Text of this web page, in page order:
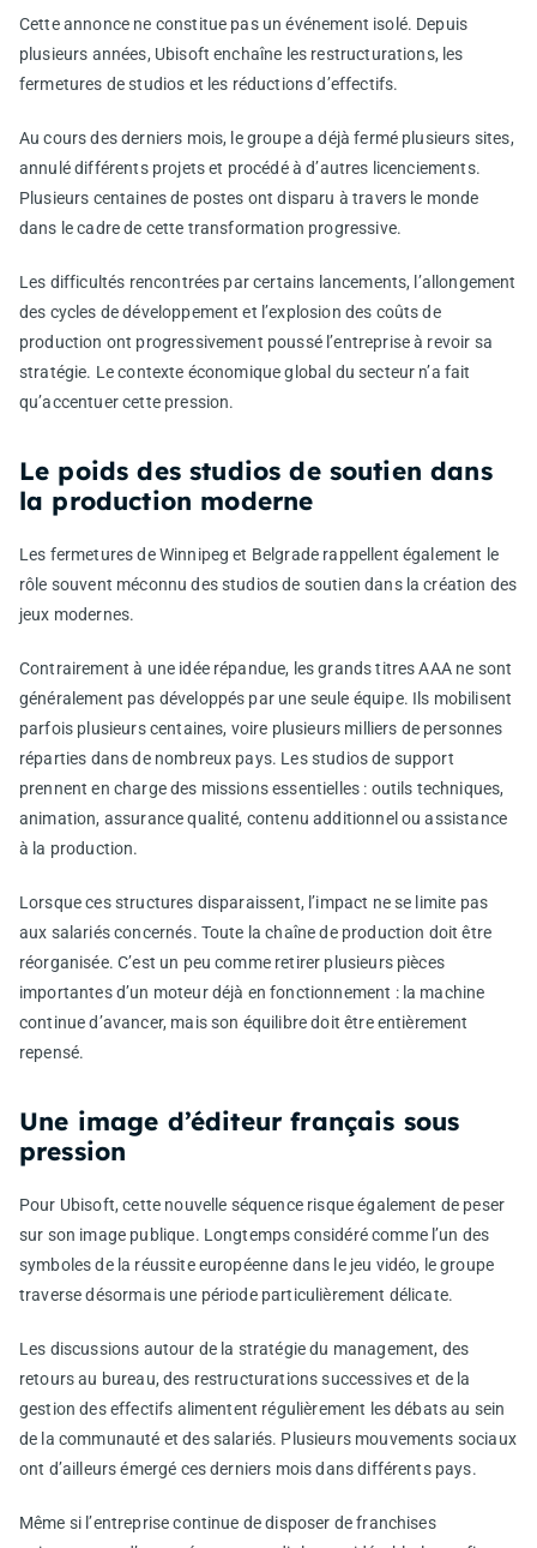
Cette annonce ne constitue pas un événement isolé. Depuis
plusieurs années, Ubisoft enchaîne les restructurations, les
fermetures de studios et les réductions d’effectifs.
Au cours des derniers mois, le groupe a déjà fermé plusieurs sites,
annulé différents projets et procédé à d’autres licenciements.
Plusieurs centaines de postes ont disparu à travers le monde
dans le cadre de cette transformation progressive.
Les difficultés rencontrées par certains lancements, l’allongement
des cycles de développement et l’explosion des coûts de
production ont progressivement poussé l’entreprise à revoir sa
stratégie. Le contexte économique global du secteur n’a fait
qu’accentuer cette pression.
Le poids des studios de soutien dans
la production moderne
Les fermetures de Winnipeg et Belgrade rappellent également le
rôle souvent méconnu des studios de soutien dans la création des
jeux modernes.
Contrairement à une idée répandue, les grands titres AAA ne sont
généralement pas développés par une seule équipe. Ils mobilisent
parfois plusieurs centaines, voire plusieurs milliers de personnes
réparties dans de nombreux pays. Les studios de support
prennent en charge des missions essentielles : outils techniques,
animation, assurance qualité, contenu additionnel ou assistance
à la production.
Lorsque ces structures disparaissent, l’impact ne se limite pas
aux salariés concernés. Toute la chaîne de production doit être
réorganisée. C’est un peu comme retirer plusieurs pièces
importantes d’un moteur déjà en fonctionnement : la machine
continue d’avancer, mais son équilibre doit être entièrement
repensé.
Une image d’éditeur français sous
pression
Pour Ubisoft, cette nouvelle séquence risque également de peser
sur son image publique. Longtemps considéré comme l’un des
symboles de la réussite européenne dans le jeu vidéo, le groupe
traverse désormais une période particulièrement délicate.
Les discussions autour de la stratégie du management, des
retours au bureau, des restructurations successives et de la
gestion des effectifs alimentent régulièrement les débats au sein
de la communauté et des salariés. Plusieurs mouvements sociaux
ont d’ailleurs émergé ces derniers mois dans différents pays.
Même si l’entreprise continue de disposer de franchises